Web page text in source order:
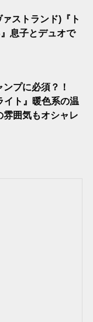
ストランド)『ト
息子とデュオで
プに必須？！
イト』暖色系の温
雰囲気もオシャレ